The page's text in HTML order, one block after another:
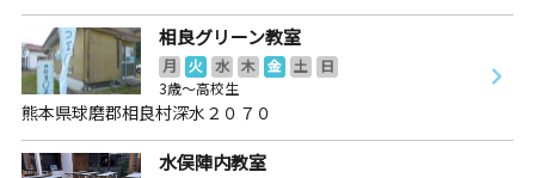
相良グリーン教室
月 火 水 木 金 土
日
3歳～高校生
熊本県球磨郡相良村深水２０７０
水俣陣内教室